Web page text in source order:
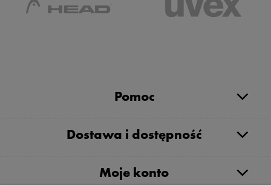
Pomoc
Dostawa i dostępność
Moje konto